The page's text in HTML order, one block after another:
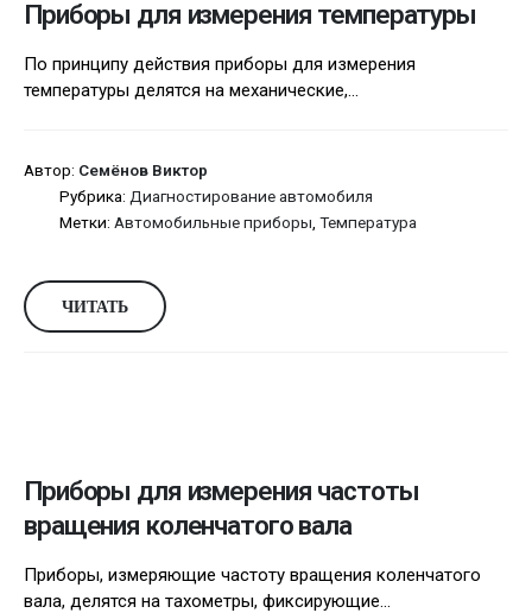
Приборы для измерения температуры
По принципу действия приборы для измерения
температуры делятся на механические,...
Автор: Семёнов Виктор
Рубрика: Диагностирование автомобиля
Метки: Автомобильные приборы Температура
ЧИТАТЬ
Приборы для измерения частоты
вращения коленчатого вала
Приборы, измеряющие частоту вращения коленчатого
вала, делятся на тахометры, фиксирующие...